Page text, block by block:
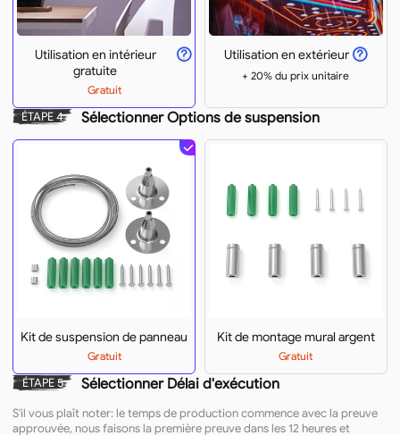
Utilisation en intérieur
gratuite
Gratuit
Utilisation en extérieur
+ 20% du prix unitaire
ÉTAPE 4 Sélectionner Options de suspension
Kit de suspension de panneau
Gratuit
Kit de montage mural argent
Gratuit
ÉTAPE 5 Sélectionner Délai d'exécution
S'il vous plaît noter: le temps de production commence avec la preuve
approuvée, nous faisons la première preuve dans les 12 heures et